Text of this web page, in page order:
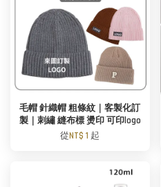
毛帽 針織帽 粗條紋｜客製化訂
製｜刺繡 縫布標 燙印 可印logo
從NT$ 1 起